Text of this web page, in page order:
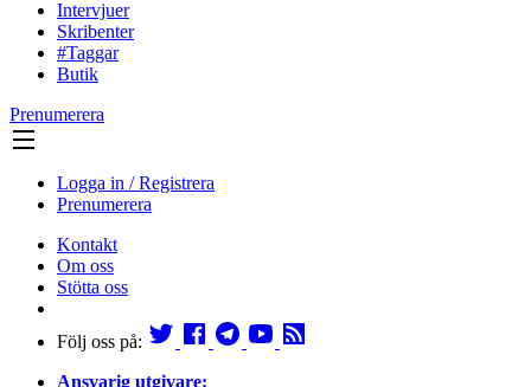
Intervjuer
Skribenter
#Taggar
Butik
Prenumerera
Logga in / Registrera
Prenumerera
Kontakt
Om oss
Stötta oss
Följ oss på:
Ansvarig utgivare: